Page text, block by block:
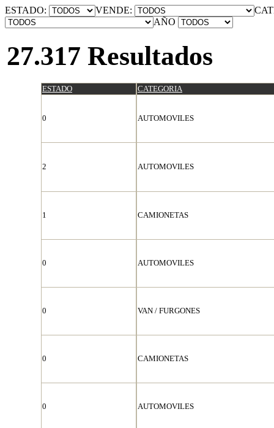
ESTADO: VENDE:
AÑO
27.317 Resultados
ESTADO CATEGORIA
0 AUTOMOVILES
2 AUTOMOVILES
1 CAMIONETAS
0 AUTOMOVILES
0 VAN / FURGONES
0 CAMIONETAS
0 AUTOMOVILES